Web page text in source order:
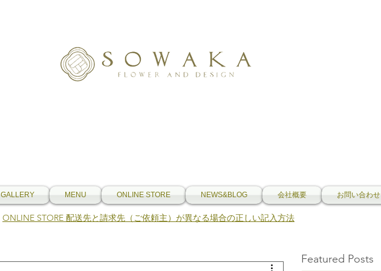
GALLERY MENU ONLINE STORE NEWS&BLOG 会社概要 お問い合わせ
​ONLINE STORE 配送先と請求先（ご依頼主）が異なる場合の正しい記入方法
Featured Posts